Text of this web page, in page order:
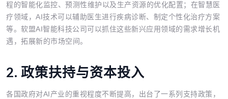
程的智能化监控、预测性维护以及生产资源的优化配置；在智慧医
疗领域，AI技术可以辅助医生进行疾病诊断、制定个性化治疗方案
等。软盟AI智能科技公司可以抓住这些新兴应用领域的需求增长机
遇，拓展新的市场空间。
2. 政策扶持与资本投入
各国政府对AI产业的重视程度不断提高，出台了一系列支持政策，